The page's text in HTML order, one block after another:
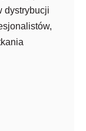
dystrybucji